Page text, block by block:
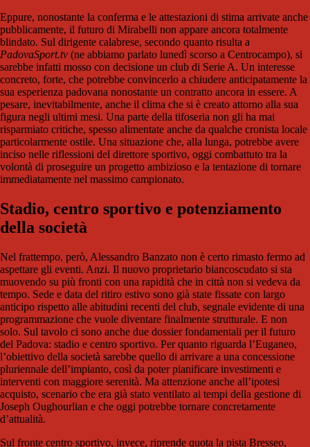
Eppure, nonostante la conferma e le attestazioni di stima arrivate anche
pubblicamente, il futuro di Mirabelli non appare ancora totalmente
blindato. Sul dirigente calabrese, secondo quanto risulta a
PadovaSport.tv (ne abbiamo parlato lunedì scorso a Centrocampo), si
sarebbe infatti mosso con decisione un club di Serie A. Un interesse
concreto, forte, che potrebbe convincerlo a chiudere anticipatamente la
sua esperienza padovana nonostante un contratto ancora in essere. A
pesare, inevitabilmente, anche il clima che si è creato attorno alla sua
figura negli ultimi mesi. Una parte della tifoseria non gli ha mai
risparmiato critiche, spesso alimentate anche da qualche cronista locale
particolarmente ostile. Una situazione che, alla lunga, potrebbe avere
inciso nelle riflessioni del direttore sportivo, oggi combattuto tra la
volontà di proseguire un progetto ambizioso e la tentazione di tornare
immediatamente nel massimo campionato.
Stadio, centro sportivo e potenziamento
della società
Nel frattempo, però, Alessandro Banzato non è certo rimasto fermo ad
aspettare gli eventi. Anzi. Il nuovo proprietario biancoscudato si sta
muovendo su più fronti con una rapidità che in città non si vedeva da
tempo. Sede e data del ritiro estivo sono già state fissate con largo
anticipo rispetto alle abitudini recenti del club, segnale evidente di una
programmazione che vuole diventare finalmente strutturale. E non
solo. Sul tavolo ci sono anche due dossier fondamentali per il futuro
del Padova: stadio e centro sportivo. Per quanto riguarda l’Euganeo,
l’obiettivo della società sarebbe quello di arrivare a una concessione
pluriennale dell’impianto, così da poter pianificare investimenti e
interventi con maggiore serenità. Ma attenzione anche all’ipotesi
acquisto, scenario che era già stato ventilato ai tempi della gestione di
Joseph Oughourlian e che oggi potrebbe tornare concretamente
d’attualità.
Sul fronte centro sportivo, invece, riprende quota la pista Bresseo,